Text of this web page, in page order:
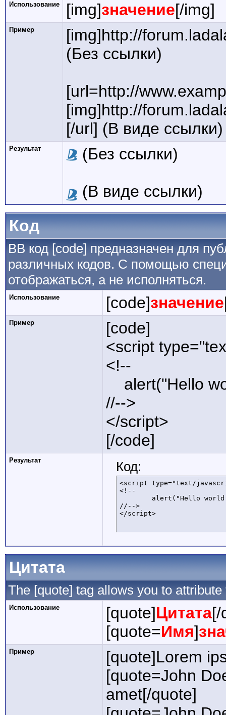
Использование [img]значение[/img]
Пример
[img]http://
(Без ссылки)
[url=http://
[img]http://
[/url] (В виде ссылки)
Результат (Без ссылки)
(В виде ссылки)
Код
BB код [code] предназначен для
различных кодов. С помощью
отображаться, а не исполняться.
Использование [code]значение
Пример
[code]
<script
<!--
alert("Hello
//-->
</script>
[/code]
Результат Код:
<script type="text/
<!--
//-->
</script>
Цитата
The [quote] tag allows you to
Использование [quote]Цитата[/
[quote=Имя]
Пример
[quote]Lorem
[quote=John
amet[/quote]